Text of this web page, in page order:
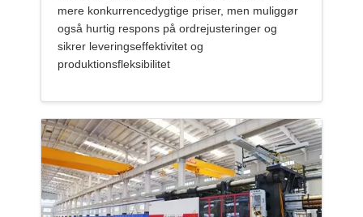
mere konkurrencedygtige priser, men muliggør
også hurtig respons på ordrejusteringer og
sikrer leveringseffektivitet og
produktionsfleksibilitet